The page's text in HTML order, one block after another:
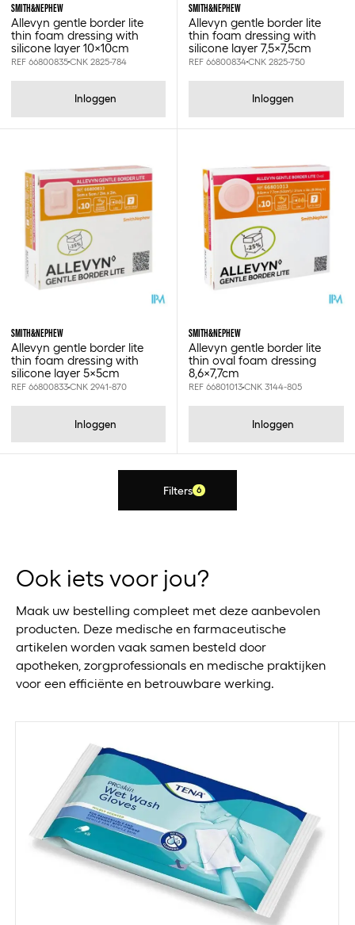
SMITH&NEPHEW
Allevyn gentle border lite
thin foam dressing with
silicone layer 10x10cm
REF 66800835CNK 2825-784
Inloggen
SMITH&NEPHEW
Allevyn gentle border lite
thin foam dressing with
silicone layer 7,5x7,5cm
REF 66800834CNK 2825-750
Inloggen
SMITH&NEPHEW
Allevyn gentle border lite
thin foam dressing with
silicone layer 5x5cm
REF 66800833CNK 2941-870
Inloggen
SMITH&NEPHEW
Allevyn gentle border lite
thin oval foam dressing
8,6x7,7cm
REF 66801013CNK 3144-805
Inloggen
Filters 6
Ook iets voor jou?
Maak uw bestelling compleet met deze aanbevolen
producten. Deze medische en farmaceutische
artikelen worden vaak samen besteld door
apotheken, zorgprofessionals en medische praktijken
voor een efficiënte en betrouwbare werking.